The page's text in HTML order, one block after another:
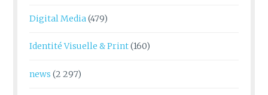
Digital Media(479)
Identité Visuelle & Print(160)
news (2 297)